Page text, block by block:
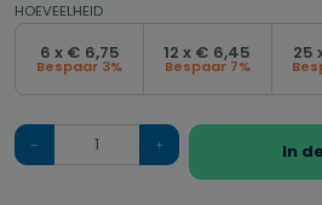
HOEVEELHEID
6 x € 6,75
Bespaar 3%
12 x € 6,45
Bespaar 7%
25
Hoeveelheid
In